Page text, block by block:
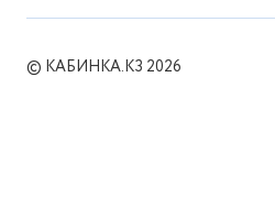
© КАБИНКА.КЗ 2026